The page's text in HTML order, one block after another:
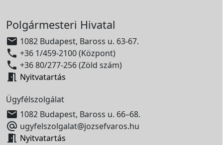
Polgármesteri Hivatal
 1082 Budapest, Baross u. 63-67.
 +36 1/459-2100 (Központ)
 +36 80/277-256 (Zöld szám)
 Nyitvatartás
Ügyfélszolgálat
 1082 Budapest, Baross u. 66–68.
 ugyfelszolgalat@jozsefvaros.hu
 Nyitvatartás